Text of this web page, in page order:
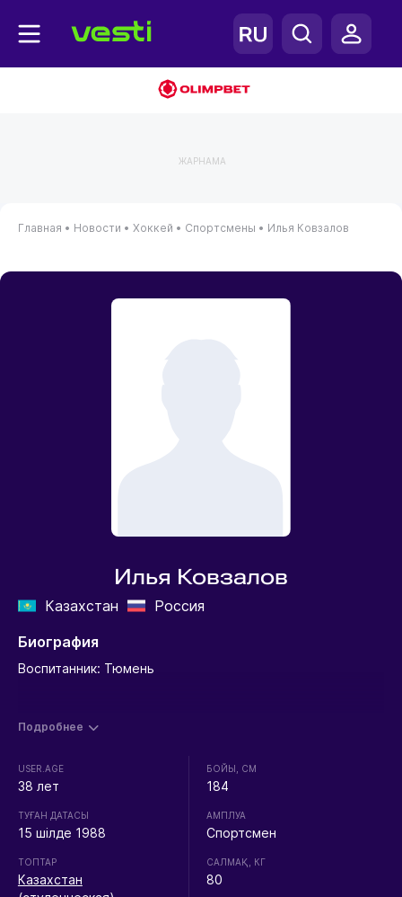
ЖАРНАМА
Главная • Новости • Хоккей • Спортсмены • Илья Ковзалов
Илья Ковзалов
Казахстан
Россия
Биография
Воспитанник: Тюмень
Подробнее
USER.AGE
38 лет
ТУҒАН ДАТАСЫ
15 шілде 1988
ТОПТАР
Казахстан
БОЙЫ, СМ
184
АМПЛУА
Спортсмен
CАЛМАҚ, КГ
80